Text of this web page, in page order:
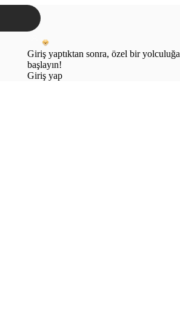
Giriş yaptıktan sonra, özel bir yolculuğa
başlayın!
Giriş yap